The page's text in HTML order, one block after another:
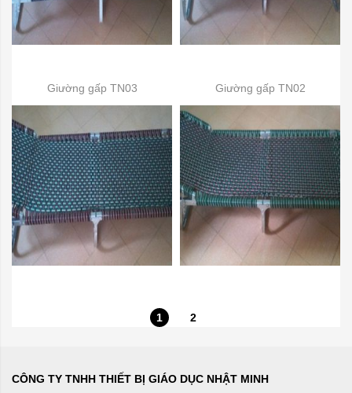
Giường gấp TN03 Giường gấp TN02
1 2
CÔNG TY TNHH THIẾT BỊ GIÁO DỤC NHẬT MINH